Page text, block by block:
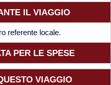
IL VIAGGIO
referente locale.
PER LE SPESE
VIAGGIO